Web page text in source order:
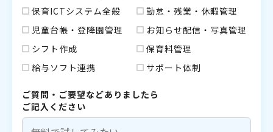
保育ICTシステム全般
勤怠・残業・休暇管理
児童台帳・登降園管理
お知らせ配信・写真管理
シフト作成
保育料管理
給与ソフト連携
サポート体制
ご質問・ご要望などありましたら
ご記入ください